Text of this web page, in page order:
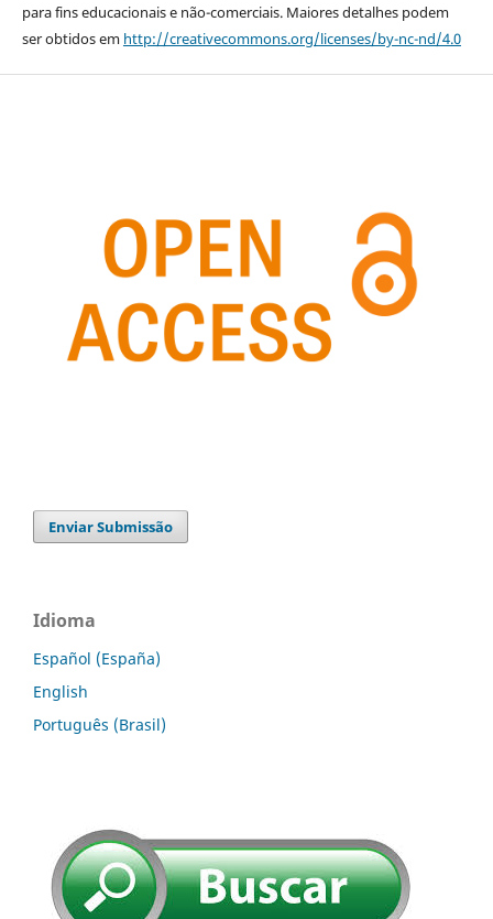
para fins educacionais e não-comerciais. Maiores detalhes podem
ser obtidos em http://creativecommons.org/licenses/by-nc-nd/4.0
Enviar Submissão
Idioma
Español (España)
English
Português (Brasil)